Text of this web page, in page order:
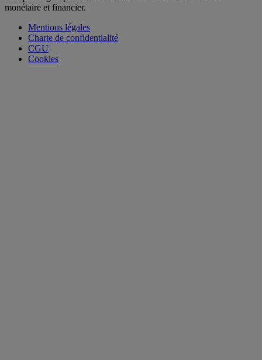
monétaire et financier.
Mentions légales
Charte de confidentialité
CGU
Cookies